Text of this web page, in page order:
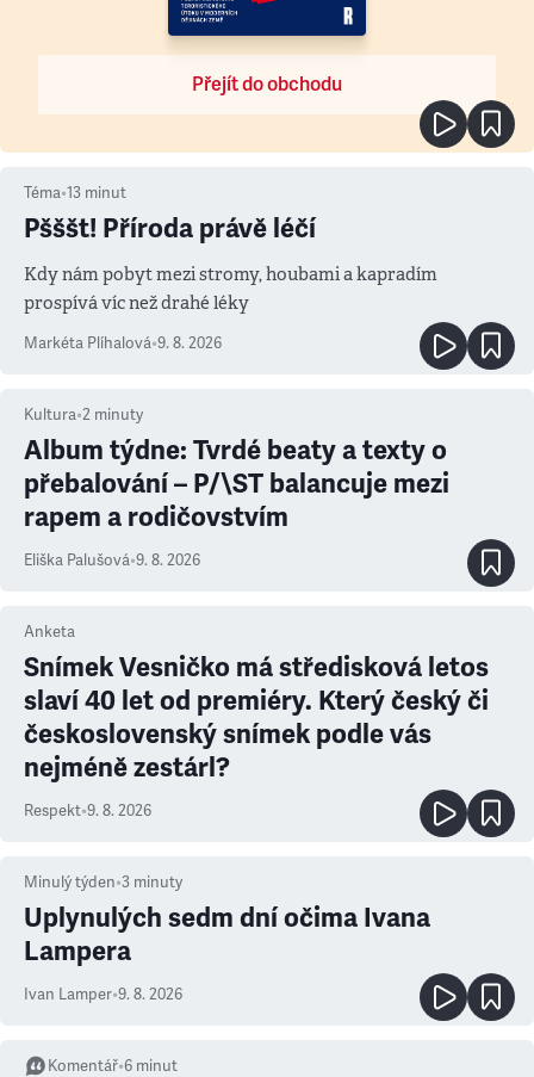
Přejít do obchodu
Téma•13 minut
Pšššt! Příroda právě léčí
Kdy nám pobyt mezi stromy, houbami a kapradím
prospívá víc než drahé léky
Markéta Plíhalová•9. 8. 2026
Kultura•2 minuty
Album týdne: Tvrdé beaty a texty o
přebalování – P/\ST balancuje mezi
rapem a rodičovstvím
Eliška Palušová•9. 8. 2026
Anketa
Snímek Vesničko má středisková letos
slaví 40 let od premiéry. Který český či
československý snímek podle vás
nejméně zestárl?
Respekt•9. 8. 2026
Minulý týden•3 minuty
Uplynulých sedm dní očima Ivana
Lampera
Ivan Lamper•9. 8. 2026
Komentář•6 minut